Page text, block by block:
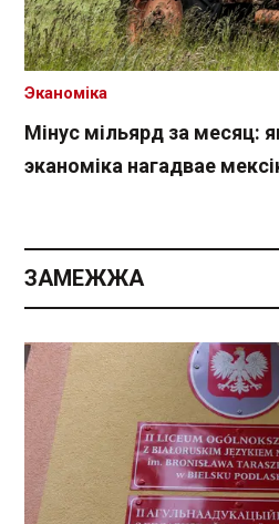
Мінус мільярд за месяц:
эканоміка нагадвае
Эканоміка
ЗАМЕЖЖА